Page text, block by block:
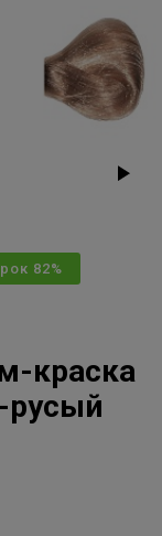
82%
краска
русый